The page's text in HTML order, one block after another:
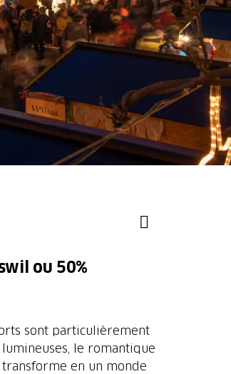
ou 50%
sont particulièrement
le romantique
en un monde